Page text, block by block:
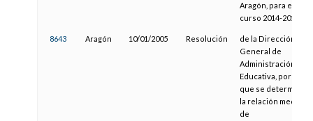
Aragón, para el
curso 2014-2015
8643 Aragón 10/01/2005 Resolución
de la Dirección
General de
Administración
Educativa, por la
que se determina
la relación media
de